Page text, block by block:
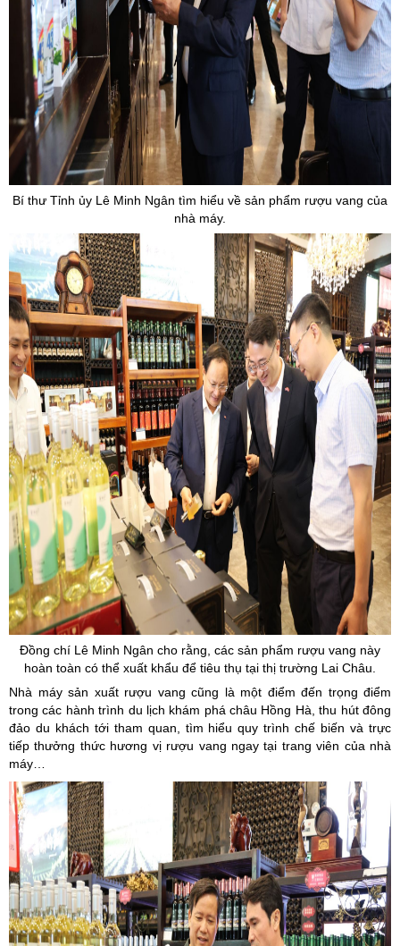
Bí thư Tỉnh ủy Lê Minh Ngân tìm hiểu về sản phẩm rượu vang của
nhà máy.
Đồng chí Lê Minh Ngân cho rằng, các sản phẩm rượu vang này
hoàn toàn có thể xuất khẩu để tiêu thụ tại thị trường Lai Châu.
Nhà máy sản xuất rượu vang cũng là một điểm đến trọng điểm
trong các hành trình du lịch khám phá châu Hồng Hà, thu hút đông
đảo du khách tới tham quan, tìm hiểu quy trình chế biến và trực
tiếp thưởng thức hương vị rượu vang ngay tại trang viên của nhà
máy…